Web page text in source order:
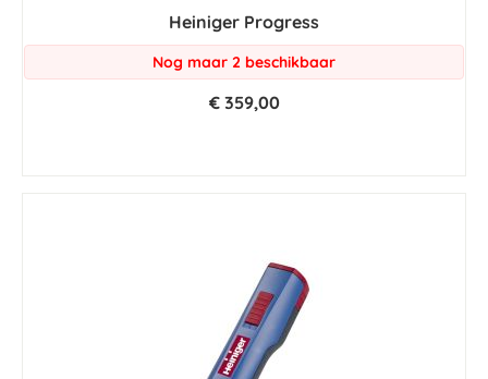
rating
Heiniger Progress
Nog maar 2 beschikbaar
€ 359,00